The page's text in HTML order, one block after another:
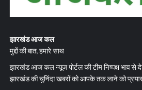
झारखंड आज कल
मुद्दों की बात, हमारे साथ
झारखंड आज कल न्यूज पोर्टल की टीम निष्पक्ष भाव से
झारखंड की चुनिंदा खबरों को आपके तक लाने को